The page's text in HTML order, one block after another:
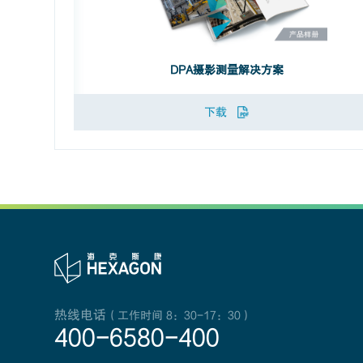
DPA摄影测量解决方案
下载
热线电话 （工作时间 8：30-17：30）
400-6580-400